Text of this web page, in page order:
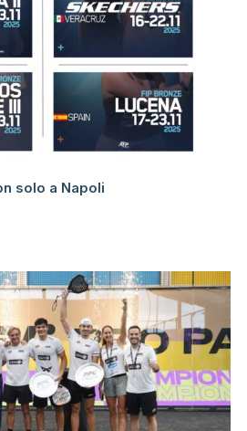
solo a Napoli